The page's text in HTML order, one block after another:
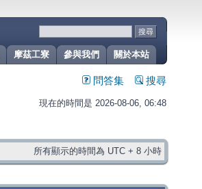
關於本站
參與我們
摩茲工寮
問答集 搜尋
現在的時間是 2026-08-06, 06:48
所有顯示的時間為 UTC + 8 小時